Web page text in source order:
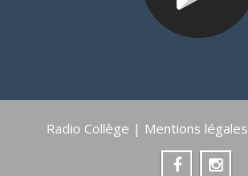
Radio Collège | Mentions légales